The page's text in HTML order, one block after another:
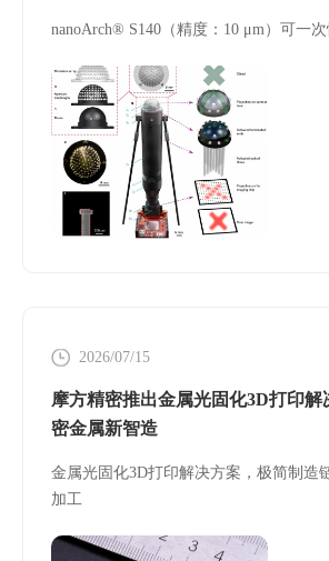
nanoArch® S140（精度：10 μm）可一
2026/07/15
摩方精密推出金属光固化3D打印解
密金属新智造
金属光固化3D打印解决方案，极简制造
加工